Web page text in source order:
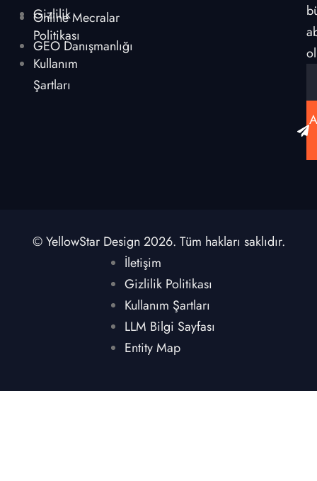
Gizlilik
Politikası
Kullanım
Şartları
Online Mecralar
GEO Danışmanlığı
© YellowStar Design 2026. Tüm hakları saklıdır.
İletişim
Gizlilik Politikası
Kullanım Şartları
LLM Bilgi Sayfası
Entity Map